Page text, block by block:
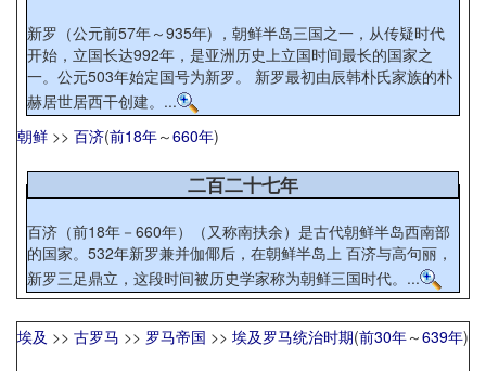
新罗（公元前57年～935年) ，朝鲜半岛三国之一，从传疑时代
开始，立国长达992年，是亚洲历史上立国时间最长的国家之
一。公元503年始定国号为新罗。 新罗最初由辰韩朴氏家族的朴
赫居世居西干创建。...
朝鲜 >> 百济(前18年～660年)
二百二十七年
百济（前18年－660年）（又称南扶余）是古代朝鲜半岛西南部
的国家。532年新罗兼并伽倻后，在朝鲜半岛上 百济与高句丽，
新罗三足鼎立，这段时间被历史学家称为朝鲜三国时代。...
埃及 >> 古罗马 >> 罗马帝国 >> 埃及罗马统治时期(前30年～639年)